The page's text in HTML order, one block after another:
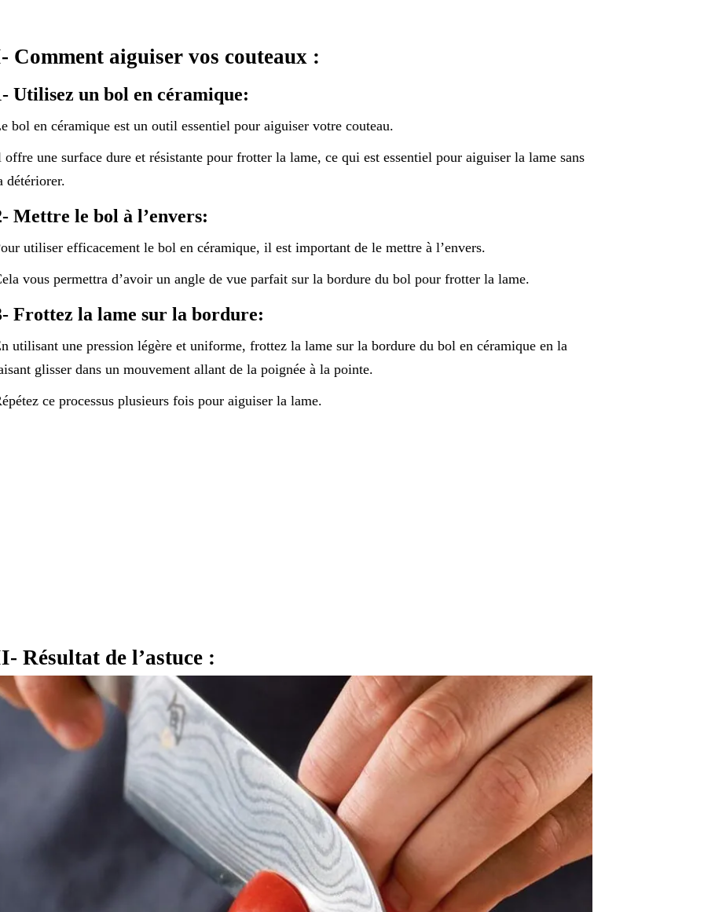
Comment aiguiser vos couteaux :
Utilisez un bol en céramique:
bol en céramique est un outil essentiel pour aiguiser votre couteau.
offre une surface dure et résistante pour frotter la lame, ce qui est essentiel pour aiguiser la lame sans
détériorer.
Mettre le bol à l’envers:
utiliser efficacement le bol en céramique, il est important de le mettre à l’envers.
vous permettra d’avoir un angle de vue parfait sur la bordure du bol pour frotter la lame.
Frottez la lame sur la bordure:
utilisant une pression légère et uniforme, frottez la lame sur la bordure du bol en céramique en la
glisser dans un mouvement allant de la poignée à la pointe.
ce processus plusieurs fois pour aiguiser la lame.
Résultat de l’astuce :